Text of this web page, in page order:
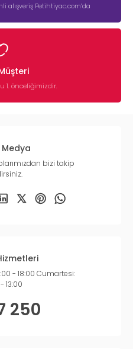
alışveriş Petihtiyac.com’da
1. önceliğimizdir.
bizi takip
- 18:00 Cumartesi:
13:00
250